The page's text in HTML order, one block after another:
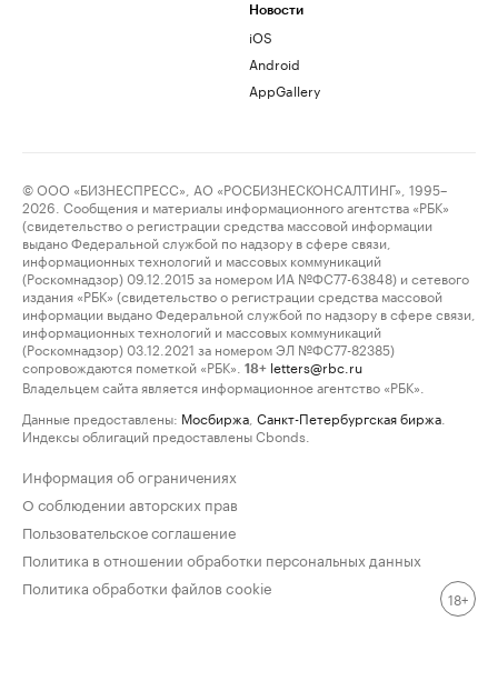
Новости
iOS
Android
AppGallery
© ООО «БИЗНЕСПРЕСС», АО «РОСБИЗНЕСКОНСАЛТИНГ», 1995–
2026. Сообщения и материалы информационного агентства «РБК»
(свидетельство о регистрации средства массовой информации
выдано Федеральной службой по надзору в сфере связи,
информационных технологий и массовых коммуникаций
(Роскомнадзор) 09.12.2015 за номером ИА №ФС77-63848) и сетевого
издания «РБК» (свидетельство о регистрации средства массовой
информации выдано Федеральной службой по надзору в сфере связи,
информационных технологий и массовых коммуникаций
(Роскомнадзор) 03.12.2021 за номером ЭЛ №ФС77-82385)
сопровождаются пометкой «РБК».
18+ letters@rbc.ru
Владельцем сайта является информационное агентство «РБК».
Данные предоставлены: Мосбиржа Санкт-Петербургская биржа
Индексы облигаций предоставлены Cbonds.
Информация об ограничениях
О соблюдении авторских прав
Пользовательское соглашение
Политика в отношении обработки персональных данных
Политика обработки файлов cookie
18+